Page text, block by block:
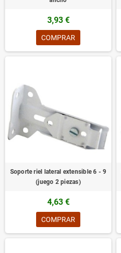
3,93 €
COMPRAR
Soporte riel lateral extensible 6 - 9
(juego 2 piezas)
4,63 €
COMPRAR